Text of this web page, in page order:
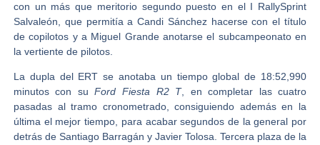
con un más que meritorio segundo puesto en el I RallySprint
Salvaleón , que permitía aCandi Sánchezhacerse con el título
de copilotos y a Miguel Grandeanotarse el subcampeonato en
la vertiente de pilotos.
La dupla del ERT se anotaba un tiempo global de 18:52,990
minutos con suFord Fiesta R2 T, en completar las cuatro
pasadas al tramo cronometrado, consiguiendo además en la
última el mejor tiempo, para acabar segundos de la general por
detrás de Santiago Barragán y JavierTolosa.Tercera plaza de la